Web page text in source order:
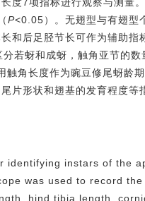
P<0.05）。无翅型与有翅型
和后足胫节长可作为辅助指
若蚜和成蚜，触角亚节的数
触角长度作为豌豆修尾蚜龄
片形状和翅基的发育程度等
identifying instars of the
was used to record the
hind tibia length,